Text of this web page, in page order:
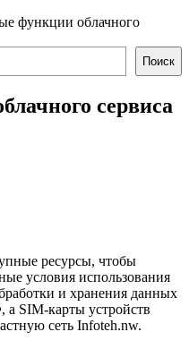
функции облачного
Поиск
сервиса
ресурсы, чтобы
условия использования
и хранения данных
а SIM-карты устройств
сеть Infoteh.nw.